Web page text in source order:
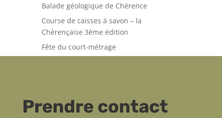
Balade géologique de Chérence
Course de caisses à savon – la
Chérençaise 3ème édition
Fête du court-métrage
Prendre contact